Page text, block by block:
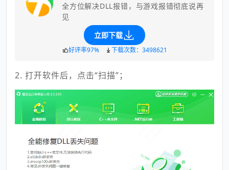
全方位解决DLL报错，与游戏报错彻底说再
见
立即下载
好评率97% 下载次数：3498621
2. 打开软件后，点击“扫描”；